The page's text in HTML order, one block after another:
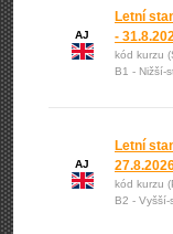
AJ
Letní
-
kód kurzu
B1 - Nižší-
AJ
Letní
kód kurzu
B2 - Vyšší-